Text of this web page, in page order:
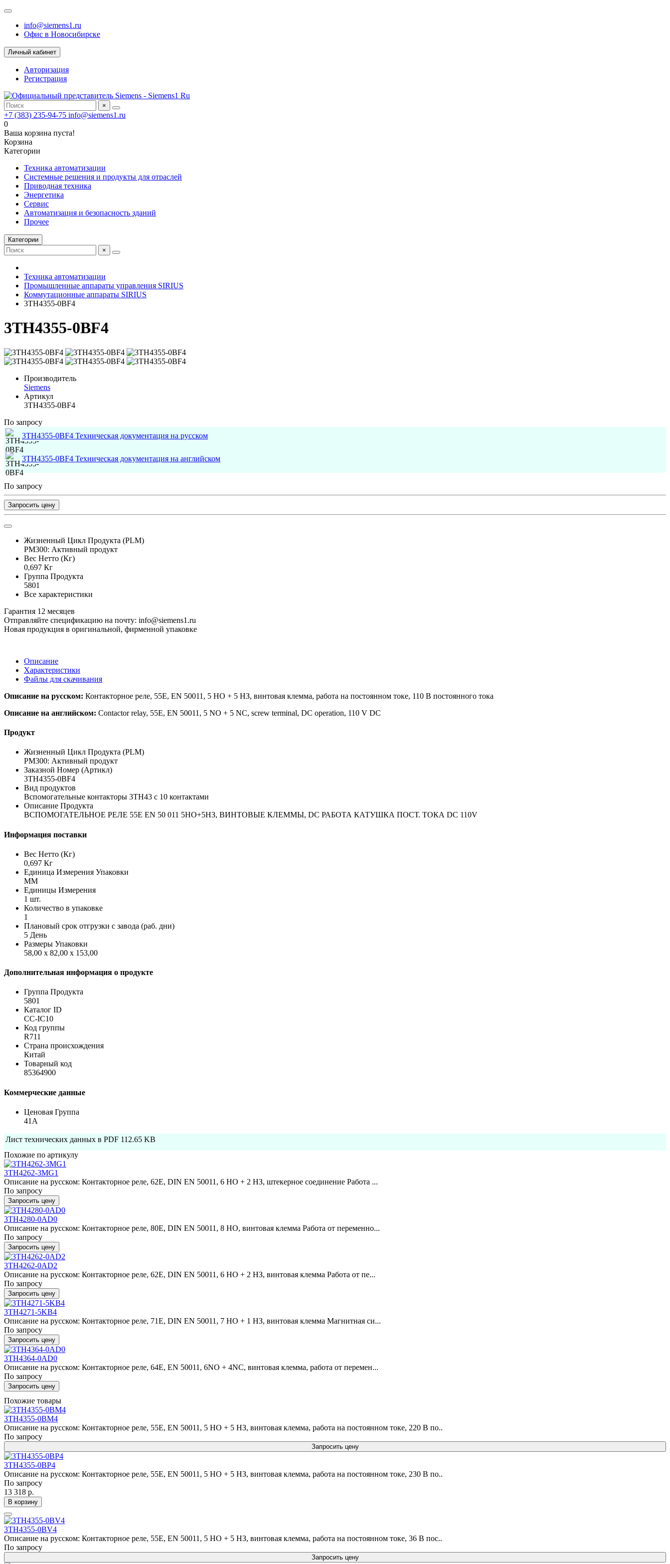
info@siemens1.ru
Офис в Новосибирске
Личный кабинет
Авторизация
Регистрация
×
+7 (383) 235-94-75 info@siemens1.ru
0
Ваша корзина пуста!
Корзина
Категории
Техника автоматизации
Системные решения и продукты для отраслей
Приводная техника
Энергетика
Сервис
Автоматизация и безопасность зданий
Прочее
Категории
×
Техника автоматизации
Промышленные аппараты управления SIRIUS
Коммутационные аппараты SIRIUS
3TH4355-0BF4
3TH4355-0BF4
Производитель
Siemens
Артикул
3TH4355-0BF4
По запросу
3TH4355-0BF4 Техническая документация на русском
3TH4355-0BF4 Техническая документация на английском
По запросу
Запросить цену
Жизненный Цикл Продукта (PLM)
PM300: Активный продукт
Вес Нетто (Кг)
0,697 Кг
Группа Продукта
5801
Все характеристики
Гарантия 12 месяцев
Отправляйте спецификацию на почту: info@siemens1.ru
Новая продукция в оригинальной, фирменной упаковке
Описание
Характеристики
Файлы для скачивания
Описание на русском: Контакторное реле, 55E, EN 50011, 5 НО + 5 НЗ, винтовая клемма, работа на постоянном токе, 110 В постоянного тока
Описание на английском: Contactor relay, 55E, EN 50011, 5 NO + 5 NC, screw terminal, DC operation, 110 V DC
Продукт
Жизненный Цикл Продукта (PLM)
PM300: Активный продукт
Заказной Номер (Артикл)
3TH4355-0BF4
Вид продуктов
Вспомогательные контакторы 3TH43 с 10 контактами
Описание Продукта
ВСПОМОГАТЕЛЬНОЕ РЕЛЕ 55E EN 50 011 5НО+5НЗ, ВИНТОВЫЕ КЛЕММЫ, DC РАБОТА КАТУШКА ПОСТ. ТОКА DC 110V
Информация поставки
Вес Нетто (Кг)
0,697 Кг
Единица Измерения Упаковки
MM
Единицы Измерения
1 шт.
Количество в упаковке
1
Плановый срок отгрузки с завода (раб. дни)
5 День
Размеры Упаковки
58,00 x 82,00 x 153,00
Дополнительная информация о продукте
Группа Продукта
5801
Каталог ID
CC-IC10
Код группы
R711
Страна происхождения
Китай
Товарный код
85364900
Коммерческие данные
Ценовая Группа
41A
Лист технических данных в PDF 112.65 KB
Похожие по артикулу
3TH4262-3MG1
Описание на русском: Контакторное реле, 62E, DIN EN 50011, 6 НО + 2 НЗ, штекерное соединение Работа ...
По запросу
Запросить цену
3TH4280-0AD0
Описание на русском: Контакторное реле, 80E, DIN EN 50011, 8 НО, винтовая клемма Работа от переменно...
По запросу
Запросить цену
3TH4262-0AD2
Описание на русском: Контакторное реле, 62E, DIN EN 50011, 6 НО + 2 НЗ, винтовая клемма Работа от пе...
По запросу
Запросить цену
3TH4271-5KB4
Описание на русском: Контакторное реле, 71E, DIN EN 50011, 7 НО + 1 НЗ, винтовая клемма Магнитная си...
По запросу
Запросить цену
3TH4364-0AD0
Описание на русском: Контакторное реле, 64E, EN 50011, 6NO + 4NC, винтовая клемма, работа от перемен...
По запросу
Запросить цену
Похожие товары
3TH4355-0BM4
Описание на русском: Контакторное реле, 55E, EN 50011, 5 НО + 5 НЗ, винтовая клемма, работа на постоянном токе, 220 В по..
По запросу
Запросить цену
3TH4355-0BP4
Описание на русском: Контакторное реле, 55E, EN 50011, 5 НО + 5 НЗ, винтовая клемма, работа на постоянном токе, 230 В по..
По запросу
13 318 р.
В корзину
3TH4355-0BV4
Описание на русском: Контакторное реле, 55E, EN 50011, 5 НО + 5 НЗ, винтовая клемма, работа на постоянном токе, 36 В пос..
По запросу
Запросить цену